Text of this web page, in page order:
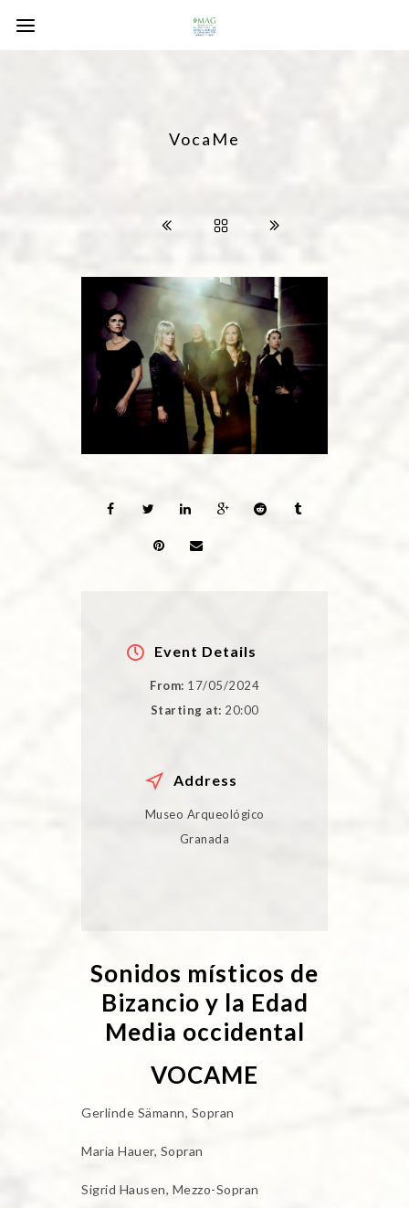
VocaMe
Event Details
From: 17/05/2024
Starting at: 20:00
Address
Museo Arqueológico
Granada
Sonidos místicos de
Bizancio y la Edad
Media occidental
VOCAME
Gerlinde Sämann, Sopran
Maria Hauer, Sopran
Sigrid Hausen, Mezzo-Sopran